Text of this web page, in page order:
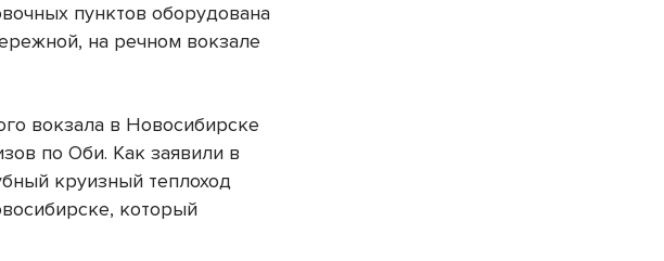
пунктов оборудована
на речном вокзале
вокзала в Новосибирске
по Оби. Как заявили в
круизный теплоход
который